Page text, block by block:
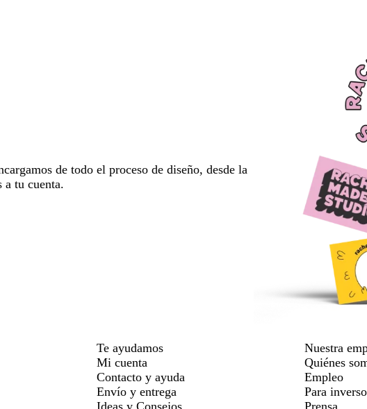
de todo el proceso de diseño, desde la
a tu cuenta.
Te ayudamos
Mi cuenta
Contacto y ayuda
Envío y entrega
Ideas y Consejos
Nuestra
Quiénes
Empleo
Para
Prensa